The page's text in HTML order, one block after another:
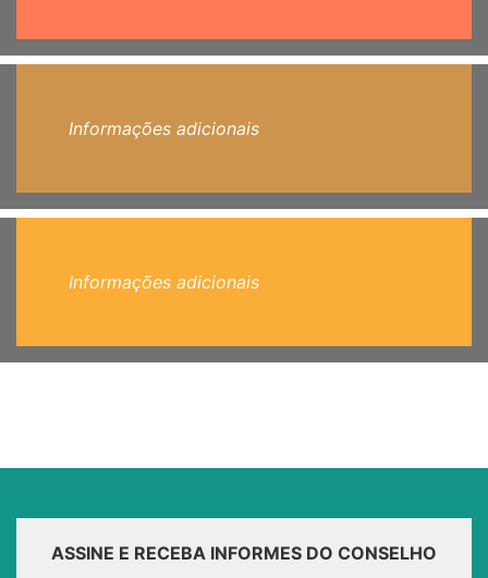
Informações adicionais
Informações adicionais
ASSINE E RECEBA INFORMES DO CONSELHO